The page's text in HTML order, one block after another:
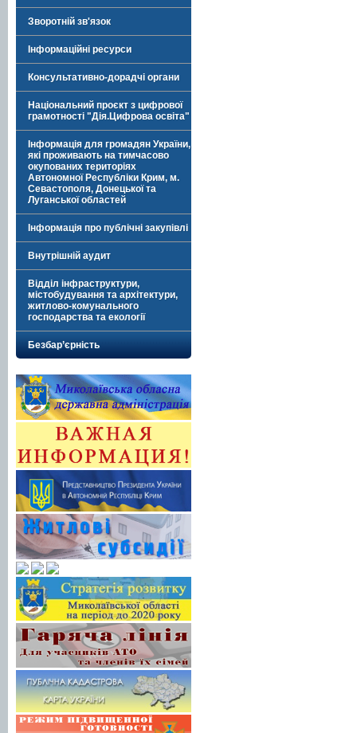
Зворотній зв'язок
Інформаційні ресурси
Консультативно-дорадчі органи
Національний проєкт з цифрової
грамотності "Дія.Цифрова освіта"
Інформація для громадян України,
які проживають на тимчасово
окупованих територіях
Автономної Республіки Крим, м.
Севастополя, Донецької та
Луганської областей
Інформація про публічні закупівлі
Внутрішній аудит
Відділ інфраструктури,
містобудування та архітектури,
житлово-комунального
господарства та екології
Безбар’єрність